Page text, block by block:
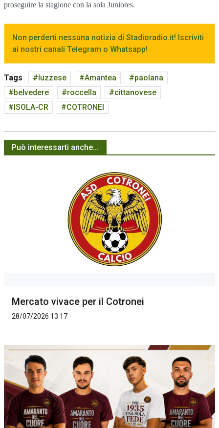
proseguire la stagione con la sola Juniores.
Non perderti nessuna notizia di Stadioradio.it! Iscriviti
ai nostri canali Telegram o Whatsapp!
Tags luzzese Amantea
paolana
belvedere
roccella
cittanovese
ISOLA-CR
COTRONEI
Può interessarti anche...
Mercato vivace per il Cotronei
28/07/2026 13:17